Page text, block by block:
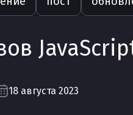
18 августа 2023